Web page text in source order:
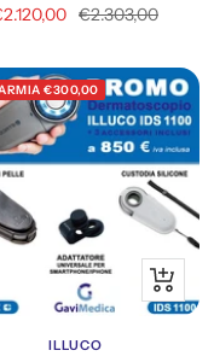
Prezzo
€2.303,00
€300,00
Aggiungi
al
ILLUCO